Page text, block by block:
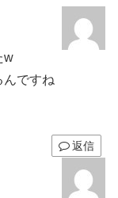
w
んですね
返信